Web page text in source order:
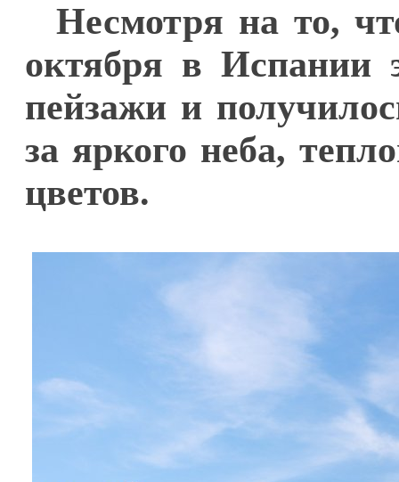
Несмотря на то,
октября в Испании
пейзажи и
за яркого неба,
цветов.